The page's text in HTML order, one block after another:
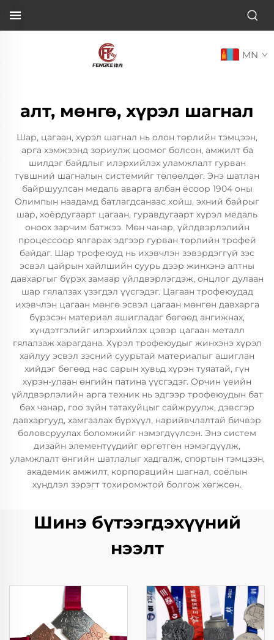
MN
алт, мөнгө, хүрэл шагнал
Шар, цагаан, хүрэл шагнал нь олон төрлийн тэмцээн,
арга хэмжээнд зориулж цоомог болсон, амжилт ба
шилдэг байдлыг илэрхийлэх уламжлалт гурван
түвшний шагналын системийг төлөөлдөг. Энэ шатлан
байршуулсан медаль аварга албан ёсоор 1904 оны
Олимпын наадамд батлагдсанаас хойш, эхний байрыг
шар, хоёрдугаарт цагаан, гуравдугаарт хүрэл медаль
оноох зарчим батжээ. Мөн чанар, үйлдвэрлэлийн
процессоор ялгарах эдгээр гурван төрлийн трофей
байдаг. Шар трофеюуд нь ихэвчлэн зэвэрдэггүй зэс
эсвэл цайрын хайлшийн суурь дээр жинхэнэ алтны
давхаргыг бүрэх замаар үйлдвэрлэгдэж, онцлог дулаан
шар гялалзах үзэгдэл үүсгэдэг. Цагаан трофеюудад
ихэвчлэн цагаан мөнгө эсвэл цагаан мөнгөн давхарга
бүрэсэн материал ашигладаг бөгөөд ангижнах,
хүндэтгэлийг илэрхийлэх цэвэр цагаан металл
гялалзаж харагдана. Хүрэл трофеюудыг жинхэнэ хүрэл
хайлуу эсвэл зэсний суурьтай материалыг ашиглан
хийдэг бөгөөд нас сарын хувьд хүрэн туяатай, гүн
хүрэн-улаан өнгийн патина үүсгэдэг. Орчин үеийн
үйлдвэрлэлийн арга техник нь эдгээр трофеюудын бат
бөх чанар, гоо зүйн татахуйцыг сайжруулж, дэвсгэр
давхаргууд, хамгаалах бүрхүүл, нарийвчлалтай бичвэр
боловсруулах боломжийг нэмэгдүүлсэн. Энэ систем
дизайн элементүүдийг өргөтгөн нэмэгдүүлж,
уламжлалт өнгийн шатлалыг хадгалж, спортын тэмцээн,
академик амжилт, корпорацийн шагнал, соёлын
хүндлэл зэрэгт тохиромжтой болгож хөгжсөн.
Шинэ бүтээгдэхүүний
нээлт